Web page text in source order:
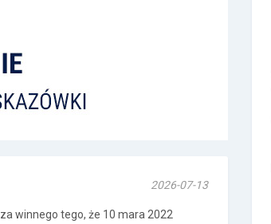
2026-07-13
winnego tego, że 10 mara 2022